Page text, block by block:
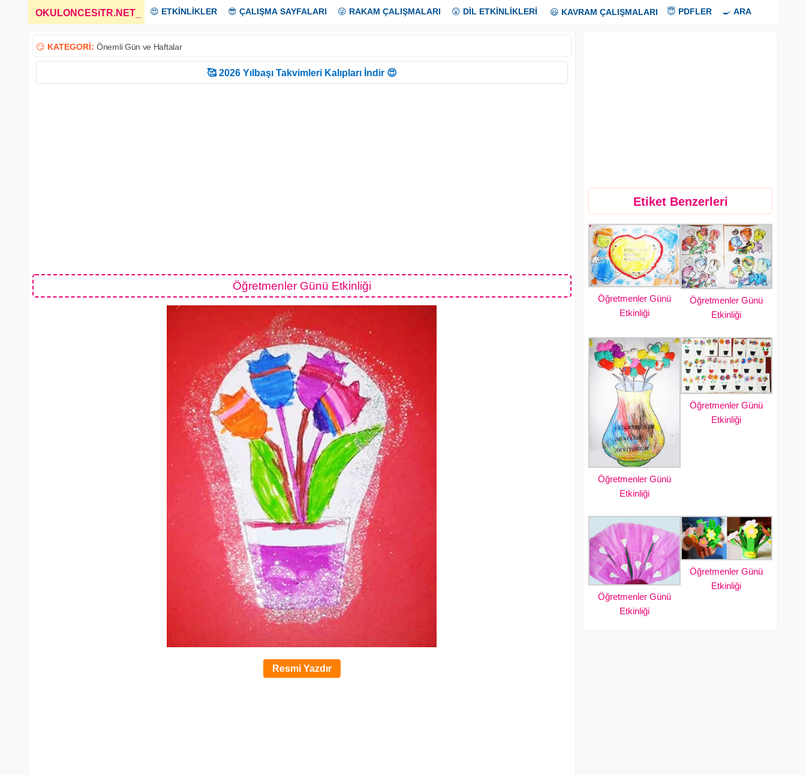
OKULONCESiTR.NET 😍 ETKİNLİKLER 😎 ÇALIŞMA SAYFALARI 😜 RAKAM ÇALIŞMALARI 😲 DİL ETKİNLİKLERİ 😃 KAVRAM ÇALIŞMALARI 😇 PDFLER 🍳 ARA
😏 KATEGORİ: Önemli Gün ve Haftalar
🥰 2026 Yılbaşı Takvimleri Kalıpları İndir 😍
Öğretmenler Günü Etkinliği
Resmi Yazdır
Etiket Benzerleri
Öğretmenler Günü
Etkinliği
Öğretmenler Günü
Etkinliği
Öğretmenler Günü
Etkinliği
Öğretmenler Günü
Etkinliği
Öğretmenler Günü
Etkinliği
Öğretmenler Günü
Etkinliği